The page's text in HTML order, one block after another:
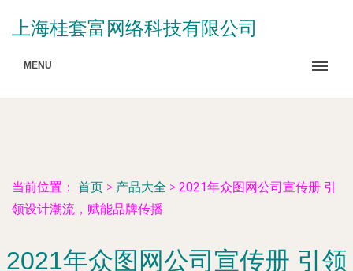
上海桂套富网络科技有限公司
MENU
当前位置： 首页 > 产品大全 > 2021年众图网公司宣传册 引
领设计潮流，赋能品牌传播
2021年众图网公司宣传册 引领